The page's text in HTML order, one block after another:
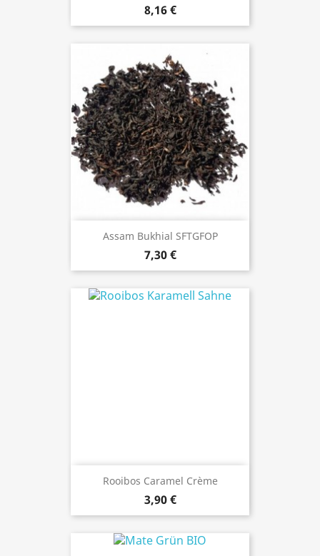
8,16 €
Assam Bukhial SFTGFOP
7,30 €
Rooibos Caramel Crème
3,90 €